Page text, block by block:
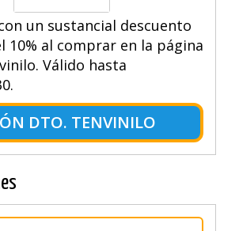
un sustancial descuento
10% al comprar en la página
Válido hasta
DTO. TENVINILO